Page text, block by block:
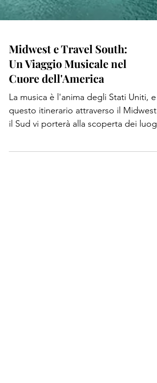
Midwest e Travel South:
Un Viaggio Musicale nel
Cuore dell'America
La musica è l'anima degli Stati Uniti, e
questo itinerario attraverso il Midwest
che hanno...